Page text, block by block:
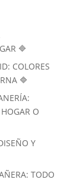
🔷
COLORES
🔷
O
Y
TODO